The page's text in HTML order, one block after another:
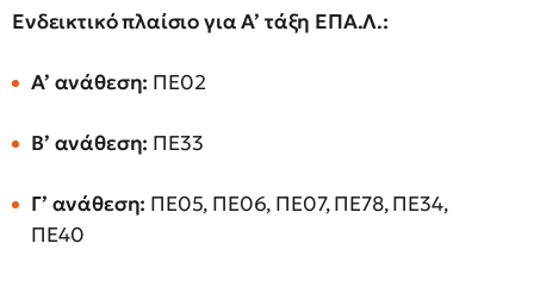
Ενδεικτικό πλαίσιο για Α’ τάξη ΕΠΑ.Λ.:
Α’ ανάθεση: ΠΕ02
Β’ ανάθεση: ΠΕ33
Γ’ ανάθεση: ΠΕ05, ΠΕ06, ΠΕ07, ΠΕ78, ΠΕ34,
ΠΕ40